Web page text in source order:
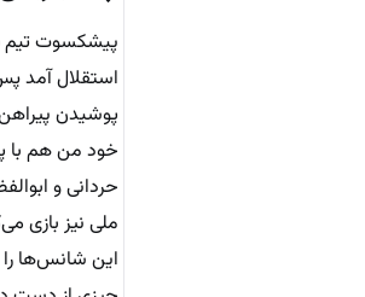
پیشکسوت تیم
استقلال آمد
پوشیدن
خود من هم با
حردانی و
ملی نیز بازی
این شانس‌ها را